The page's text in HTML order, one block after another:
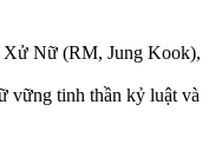
Nữ (RM, Jung Kook),
vững tinh thần kỷ luật và